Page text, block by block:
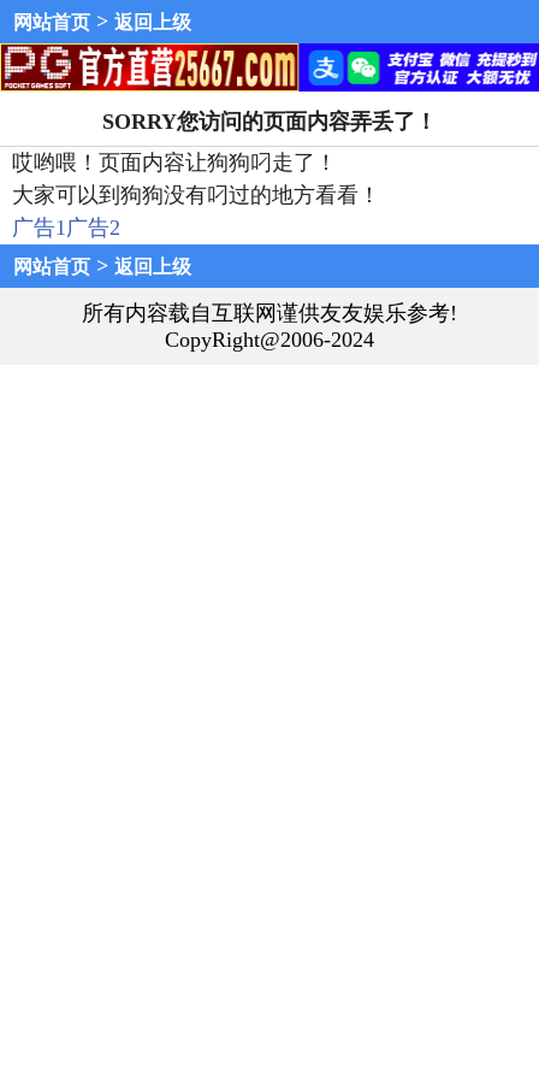
网站首页 > 返回上级
SORRY您访问的页面内容弄丢了！
哎哟喂！页面内容让狗狗叼走了！
大家可以到狗狗没有叼过的地方看看！
广告1广告2
网站首页 > 返回上级
所有内容载自互联网谨供友友娱乐参考!
CopyRight@2006-2024